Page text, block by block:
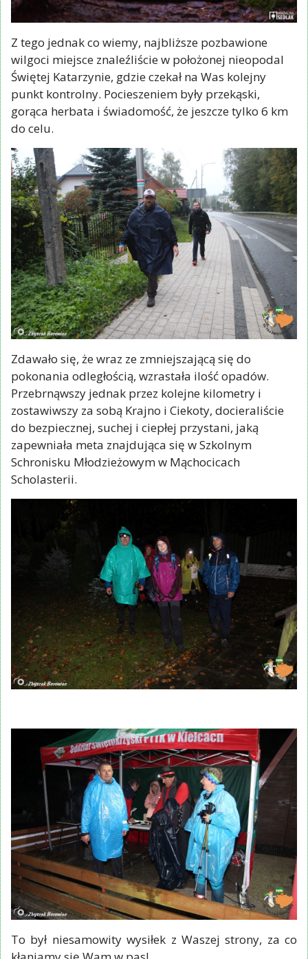
Z tego jednak co wiemy, najbliższe pozbawione
wilgoci miejsce znaleźliście w położonej nieopodal
Świętej Katarzynie, gdzie czekał na Was kolejny
punkt kontrolny. Pocieszeniem były przekąski,
do celu.
Zdawało się, że wraz ze zmniejszającą się do
pokonania odległością, wzrastała ilość opadów.
Przebrnąwszy jednak przez kolejne kilometry i
zostawiwszy za sobą Krajno i Ciekoty, docieraliście
do bezpiecznej, suchej i ciepłej przystani, jaką
zapewniała meta znajdująca się w Szkolnym
Scholasterii.